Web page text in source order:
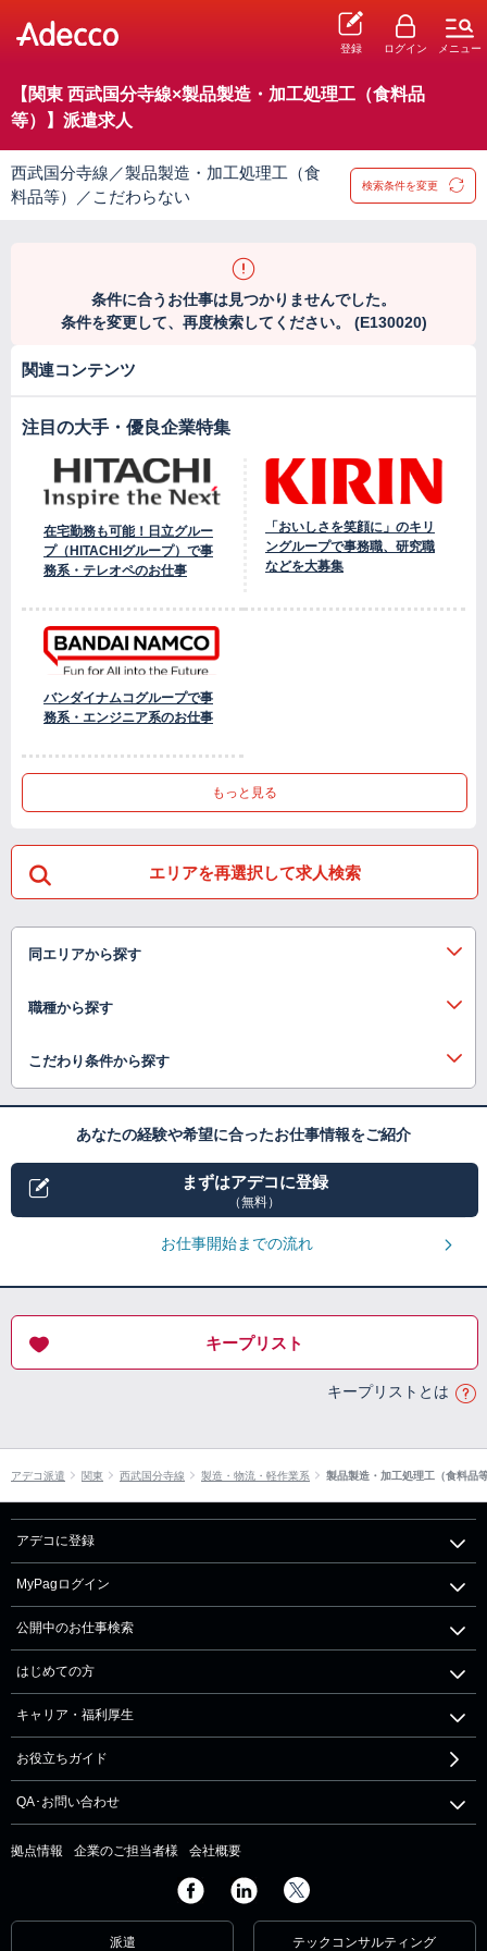
登録 ログイン メニュー
【関東 西武国分寺線×製品製造・加工処理工（食料品
等）】派遣求人
西武国分寺線／製品製造・加工処理工（食
料品等）／こだわらない
検索条件を変更
条件に合うお仕事は見つかりませんでした。
条件を変更して、再度検索してください。 (E130020)
関連コンテンツ
注目の大手・優良企業特集
在宅勤務も可能！日立グルー
プ（HITACHIグループ）で事
務系・テレオペのお仕事
「おいしさを笑顔に」のキリ
ングループで事務職、研究職
などを大募集
バンダイナムコグループで事
務系・エンジニア系のお仕事
もっと見る
エリアを再選択して求人検索
同エリアから探す
職種から探す
こだわり条件から探す
あなたの経験や希望に合ったお仕事情報をご紹介
まずはアデコに登録
（無料）
お仕事開始までの流れ
キープリスト
キープリストとは
アデコ派遣 関東 西武国分寺線 製造・物流・軽作業系 製品製造・加工処理工（食料品
アデコに登録
MyPagログイン
公開中のお仕事検索
はじめての方
キャリア・福利厚生
お役立ちガイド
QA･お問い合わせ
拠点情報 企業のご担当者様 会社概要
派遣 テックコンサルティング